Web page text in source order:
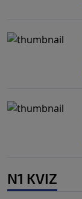
N1 KVIZ